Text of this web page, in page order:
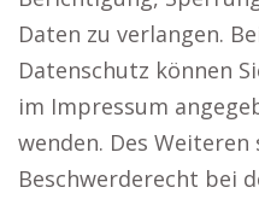
Daten zu verlangen.
Datenschutz können
im Impressum
wenden. Des
Beschwerderecht bei